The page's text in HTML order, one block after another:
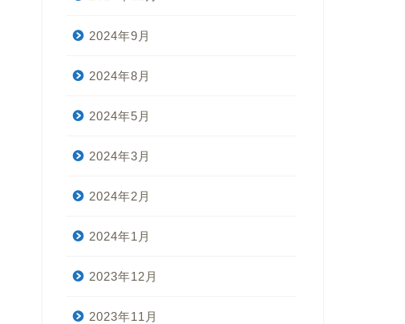
2024年9月
2024年8月
2024年5月
2024年3月
2024年2月
2024年1月
2023年12月
2023年11月